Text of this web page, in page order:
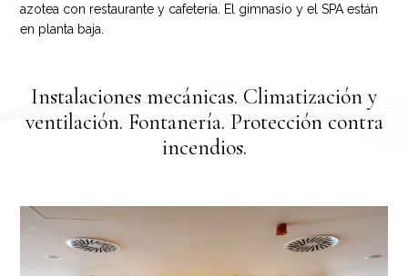
azotea con restaurante y cafetería. El gimnasio y el SPA están
en planta baja.
Instalaciones mecánicas. Climatización y
ventilación. Fontanería. Protección contra
incendios.